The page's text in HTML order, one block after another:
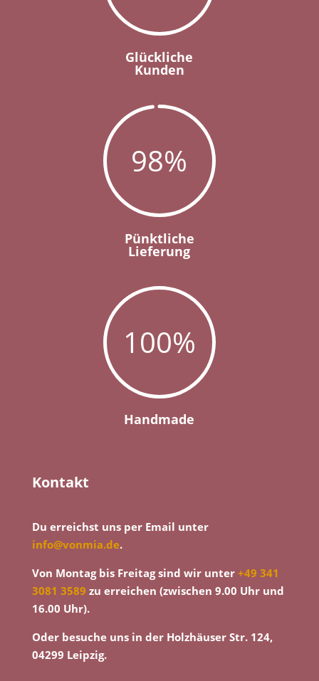
Glückliche
Kunden
98%
Pünktliche
Lieferung
100%
Handmade
Kontakt
Du erreichst uns per Email unter
info@vonmia.de.
Von Montag bis Freitag sind wir unter +49 341
3081 3589 zu erreichen (zwischen 9.00 Uhr und
16.00 Uhr).
Oder besuche uns in der Holzhäuser Str. 124,
04299 Leipzig.